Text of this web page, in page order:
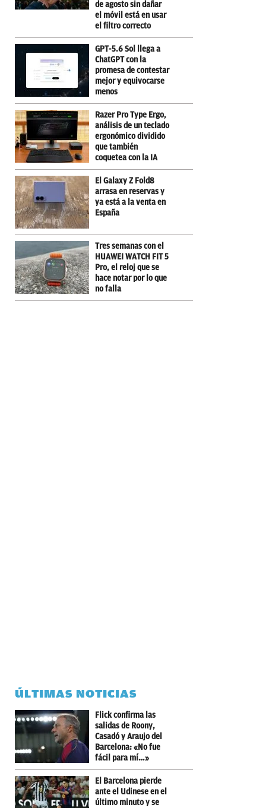
de agosto sin dañar
el móvil está en usar
el filtro correcto
GPT-5.6 Sol llega a
ChatGPT con la
promesa de contestar
mejor y equivocarse
menos
Razer Pro Type Ergo,
análisis de un teclado
ergonómico dividido
que también
coquetea con la IA
El Galaxy Z Fold8
arrasa en reservas y
ya está a la venta en
España
Tres semanas con el
HUAWEI WATCH FIT 5
Pro, el reloj que se
hace notar por lo que
no falla
ÚLTIMAS NOTICIAS
Flick confirma las
salidas de Roony,
Casadó y Araujo del
Barcelona: «No fue
fácil para mí…»
El Barcelona pierde
ante el Udinese en el
último minuto y se